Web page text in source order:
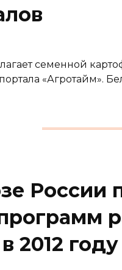
семенной
«Агротайм».
России
2012 году